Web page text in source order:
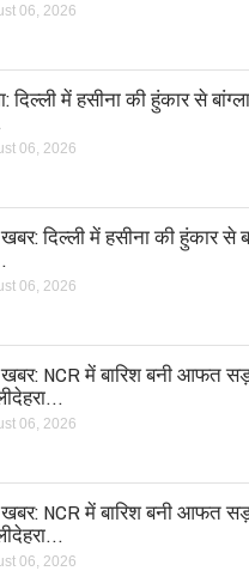
06, 2026
दिल्ली में हसीना की हुंकार से
06, 2026
दिल्ली में हसीना की हुंकार से
06, 2026
खबर: NCR में बारिश बनी आफत
06, 2026
खबर: NCR में बारिश बनी आफत
06, 2026